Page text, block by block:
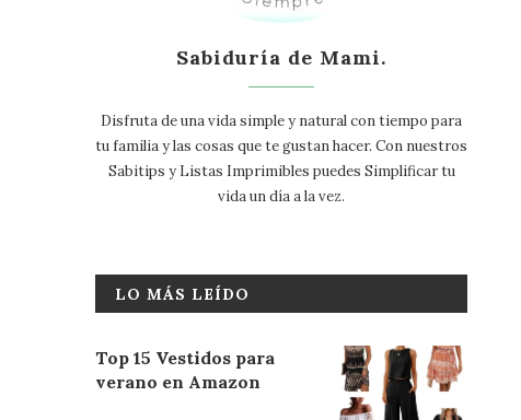
Sabiduría de Mami.
Disfruta de una vida simple y natural con tiempo para
tu familia y las cosas que te gustan hacer. Con nuestros
Sabitips y Listas Imprimibles puedes Simplificar tu
vida un día a la vez.
LO MÁS LEÍDO
Top 15 Vestidos para
verano en Amazon